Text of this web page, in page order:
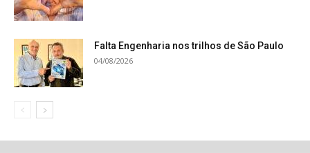
Falta Engenharia nos trilhos de São Paulo
04/08/2026